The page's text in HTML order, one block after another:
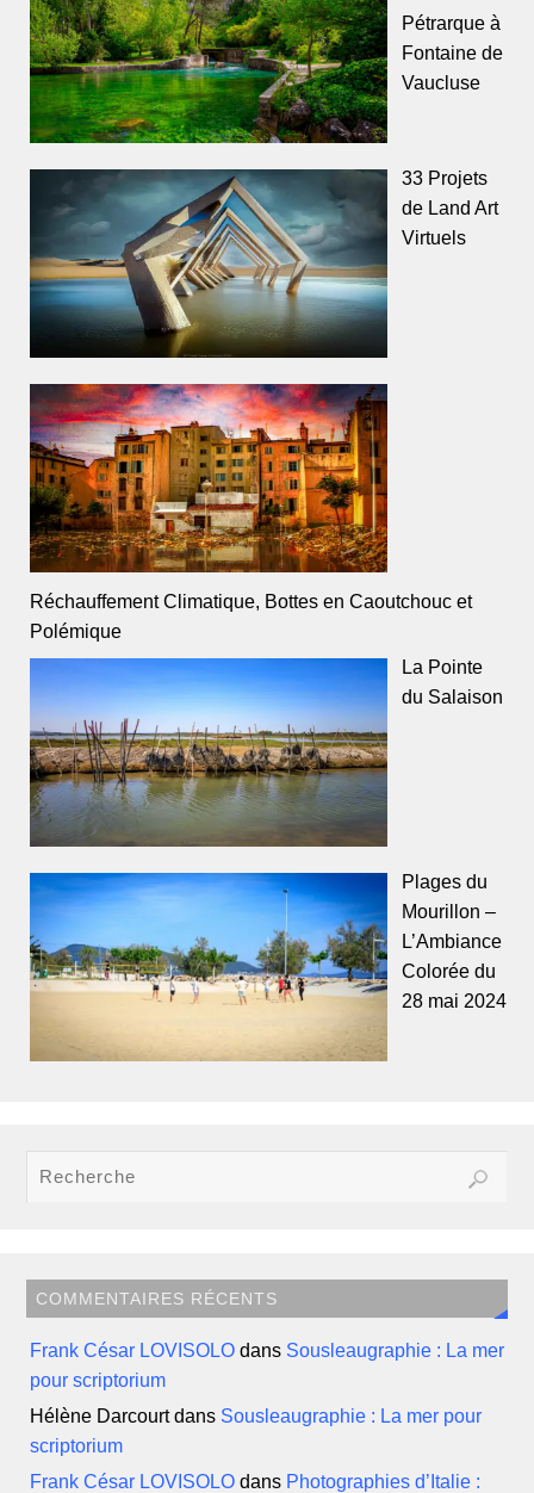
Pétrarque à
Fontaine de
Vaucluse
33 Projets
de Land Art
Virtuels
Réchauffement Climatique, Bottes en Caoutchouc et
Polémique
La Pointe
du Salaison
Plages du
Mourillon –
L’Ambiance
Colorée du
28 mai 2024
COMMENTAIRES RÉCENTS
Frank César LOVISOLO dans Sousleaugraphie : La mer
pour scriptorium
Hélène Darcourtdans Sousleaugraphie : La mer pour
scriptorium
Frank César LOVISOLO dans Photographies d’Italie :